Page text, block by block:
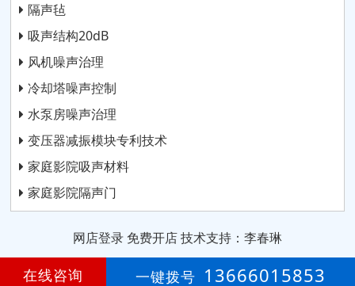
隔声毡
吸声结构20dB
风机噪声治理
冷却塔噪声控制
水泵房噪声治理
变压器减振模块专利技术
家庭影院吸声材料
家庭影院隔声门
网店登录 免费开店技术支持：李春琳
第12年
在线咨询 一键拨号 13666015853